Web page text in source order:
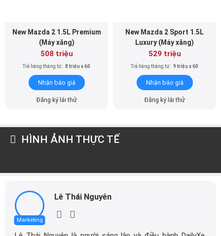
New Mazda 2 1.5L Premium
(Máy xăng)
508 triệu
Trả hàng tháng từ: 8 triệu x 60
Nhận báo giá
Đăng ký lái thử
New Mazda 2 Sport 1.5L
Luxury (Máy xăng)
529 triệu
Trả hàng tháng từ: 9 triệu x 60
Nhận báo giá
Đăng ký lái thử
HÌNH ẢNH THỰC TẾ